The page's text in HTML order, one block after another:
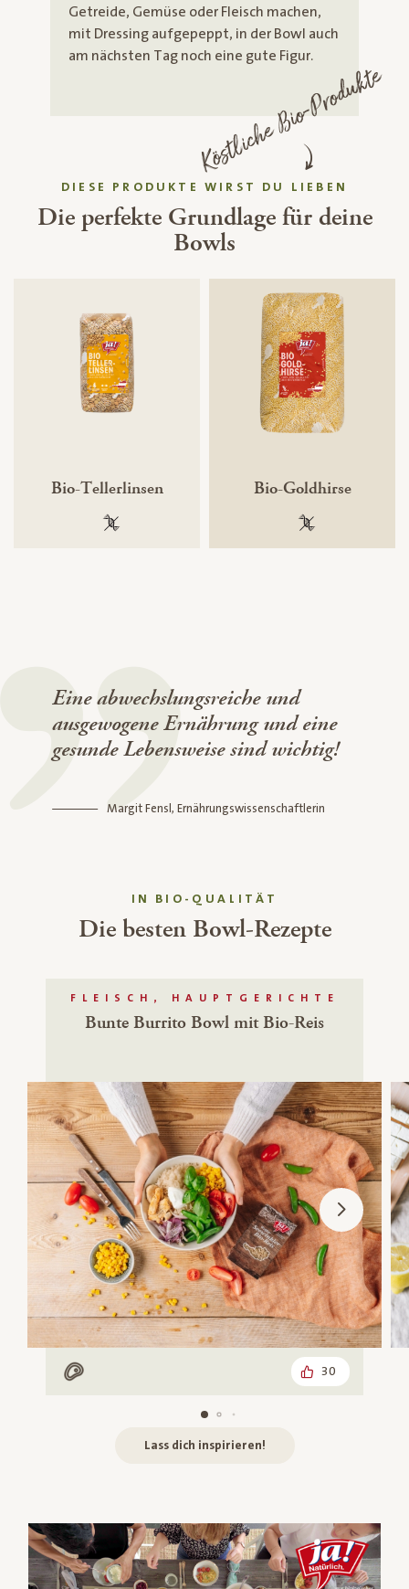
Getreide, Gemüse oder Fleisch machen,
mit Dressing aufgepeppt, in der Bowl auch
am nächsten Tag noch eine gute Figur.
Köstliche Bio-Produkte
DIESE PRODUKTE WIRST DU LIEBEN
Die perfekte Grundlage für deine
Bowls
Bio-Tellerlinsen
100 % gentechnikfrei
Bio-Goldhirse
100 %
Eine abwechslungsreiche und
ausgewogene Ernährung und eine
gesunde Lebensweise sind wichtig!
Margit Fensl, Ernährungswissenschaftlerin
IN BIO-QUALITÄT
Die besten Bowl-Rezepte
FLEISCH, HAUPTGERICHTE
Bunte Burrito Bowl mit Bio-Reis
Mit Fleisch 30
Lass dich inspirieren!